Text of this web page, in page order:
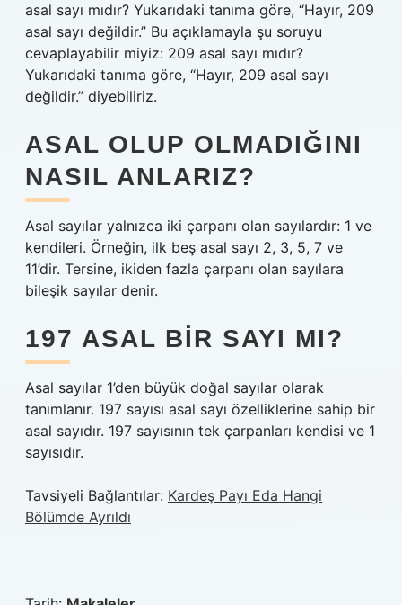
asal sayı mıdır? Yukarıdaki tanıma göre, “Hayır, 209
asal sayı değildir.” Bu açıklamayla şu soruyu
cevaplayabilir miyiz: 209 asal sayı mıdır?
Yukarıdaki tanıma göre, “Hayır, 209 asal sayı
değildir.” diyebiliriz.
ASAL OLUP OLMADIĞINI
NASIL ANLARIZ?
Asal sayılar yalnızca iki çarpanı olan sayılardır: 1 ve
kendileri. Örneğin, ilk beş asal sayı 2, 3, 5, 7 ve
11’dir. Tersine, ikiden fazla çarpanı olan sayılara
bileşik sayılar denir.
197 ASAL BIR SAYI MI?
Asal sayılar 1’den büyük doğal sayılar olarak
tanımlanır. 197 sayısı asal sayı özelliklerine sahip bir
asal sayıdır. 197 sayısının tek çarpanları kendisi ve 1
sayısıdır.
Tavsiyeli Bağlantılar: Kardeş Payı Eda Hangi
Bölümde Ayrıldı